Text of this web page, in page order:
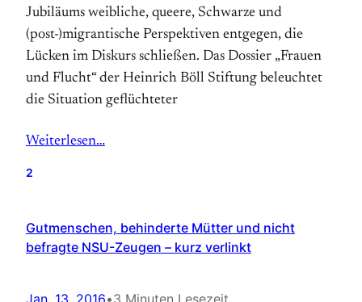
Jubiläums weibliche, queere, Schwarze und
(post-)migrantische Perspektiven entgegen, die
Lücken im Diskurs schließen. Das Dossier „Frauen
und Flucht“ der Heinrich Böll Stiftung beleuchtet
die Situation geflüchteter
Weiterlesen…
2
Gutmenschen, behinderte Mütter und nicht
befragte NSU-Zeugen – kurz verlinkt
Jan. 13, 2016•3 Minuten Lesezeit